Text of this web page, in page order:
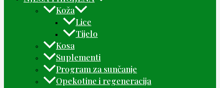
Koža
Lice
Tijelo
Kosa
Suplementi
Program za sunčanje
Opekotine i regeneracija